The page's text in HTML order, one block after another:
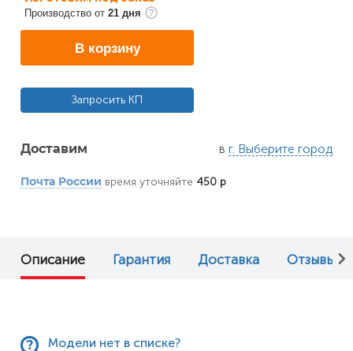
Производство от 21 дня
В корзину
Запросить КП
Доставим в г. Выберите город
Почта России время уточняйте 450 р
Описание Гарантия Доставка Отзывы (0)
Модели нет в списке?